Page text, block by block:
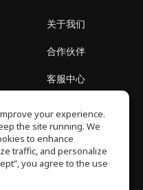
关于我们
合作伙伴
客服中心
隐私政策
your experience.
the site running. We
to enhance
traffic, and personalize
you agree to the use